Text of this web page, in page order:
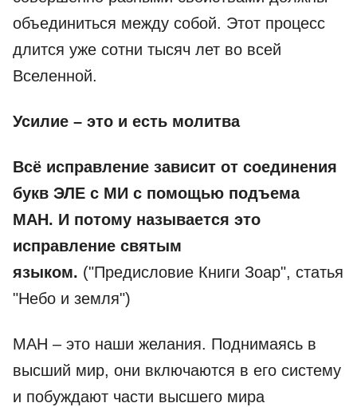
объединиться между собой. Этот процесс
длится уже сотни тысяч лет во всей
Вселенной.
Усилие – это и есть молитва
Всё исправление зависит от соединения
букв ЭЛЕ с МИ с помощью подъема
МАН. И потому называется это
исправление святым
языком. ("Предисловие Книги Зоар", статья
"Небо и земля")
МАН – это наши желания. Поднимаясь в
высший мир, они включаются в его систему
и побуждают части высшего мира